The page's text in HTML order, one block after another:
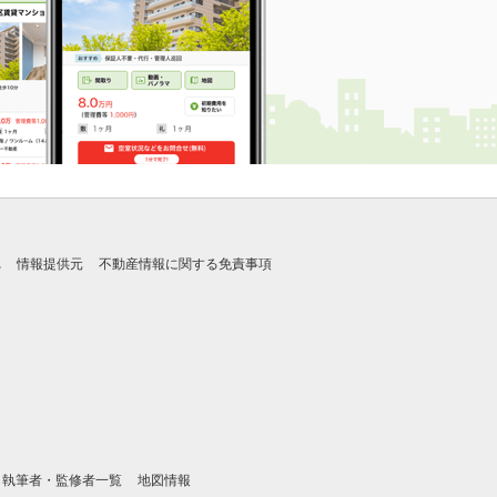
情報提供元 不動産情報に関する免責事項
執筆者・監修者一覧 地図情報